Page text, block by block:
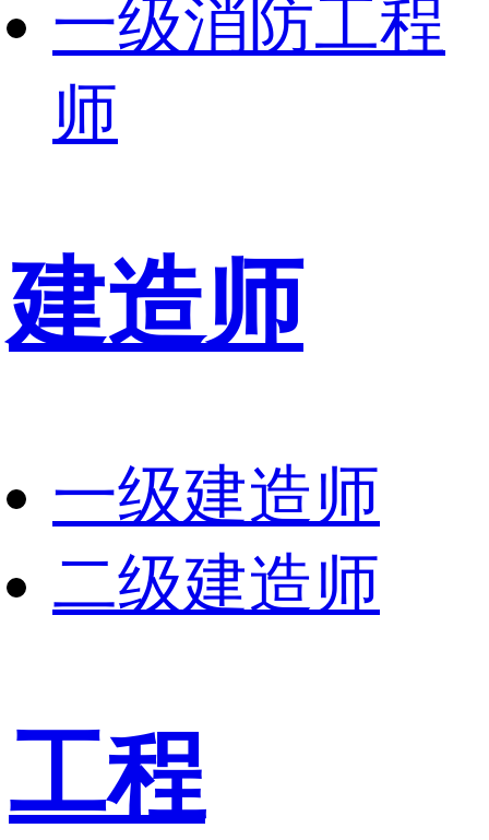
一级消防工程
师
建造师
一级建造师
二级建造师
工程